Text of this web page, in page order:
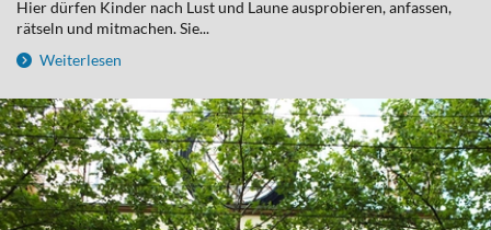
Hier dürfen Kinder nach Lust und Laune ausprobieren, anfassen,
rätseln und mitmachen. Sie...
Weiterlesen